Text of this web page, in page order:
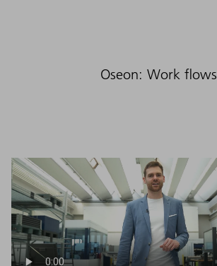
Oseon: Work flows